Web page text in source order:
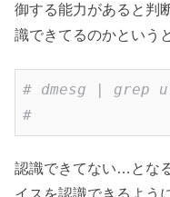
御する能力があると判
識できてるのかという
# dmesg | grep
#
認識できてない…とな